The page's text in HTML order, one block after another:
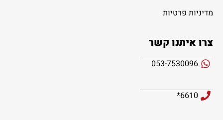
מדיניות פרטיות
צרו איתנו קשר
053-7530096
6610*